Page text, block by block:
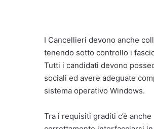
I Cancellieri devono anche
tenendo sotto controllo i
Tutti i candidati devono
sociali ed avere adeguate
sistema operativo Windows.
Tra i requisiti graditi c’è